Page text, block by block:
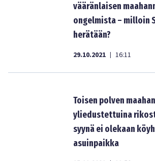
vääränlaisen
ongelmista – milloin
herätään?
29.10.2021 | 16:11
Toisen polven
yliedustettuina
syynä ei olekaan
asuinpaikka